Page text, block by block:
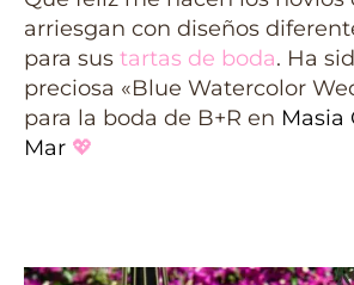
arriesgan con diseños
para sus tartas de boda. Ha
preciosa «Blue Watercolor
para la boda de B+R en Masia
Mar 💖